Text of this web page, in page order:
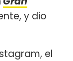
y dio
el